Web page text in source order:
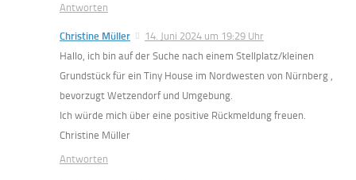
Antworten
Christine Müller
14. Juni 2024 um 19:29 Uhr
Hallo, ich bin auf der Suche nach einem Stellplatz/kleinen
Grundstück für ein Tiny House im Nordwesten von Nürnberg ,
bevorzugt Wetzendorf und Umgebung.
Ich würde mich über eine positive Rückmeldung freuen.
Christine Müller
Antworten